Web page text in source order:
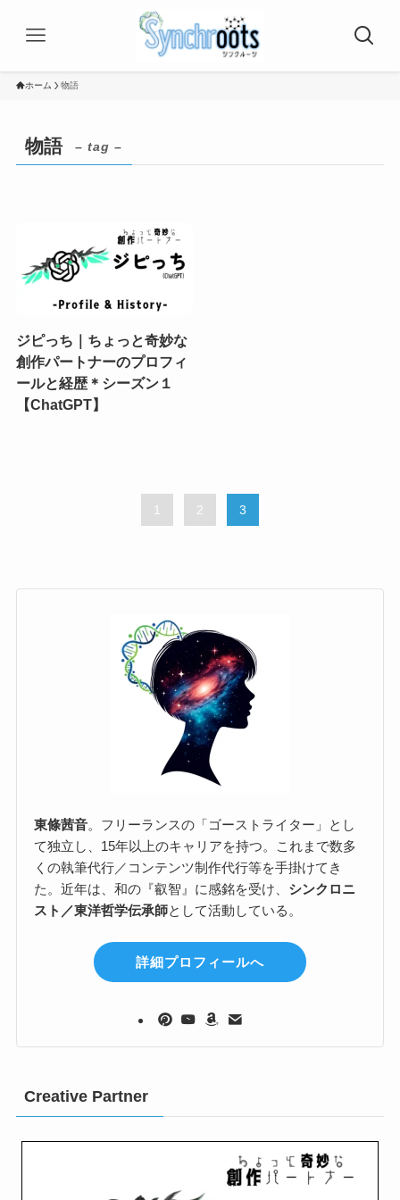
ホーム 物語
物語 – tag –
ジピっち｜ちょっと奇妙な
創作パートナーのプロフィ
ールと経歴＊シーズン１
【ChatGPT】
1 2 3
東條茜音。フリーランスの「ゴーストライター」とし
て独立し、15年以上のキャリアを持つ。これまで数多
くの執筆代行／コンテンツ制作代行等を手掛けてき
た。近年は、和の『叡智』に感銘を受け、 シンクロニ
スト／東洋哲学伝承師として活動している。
詳細プロフィールへ
Creative Partner